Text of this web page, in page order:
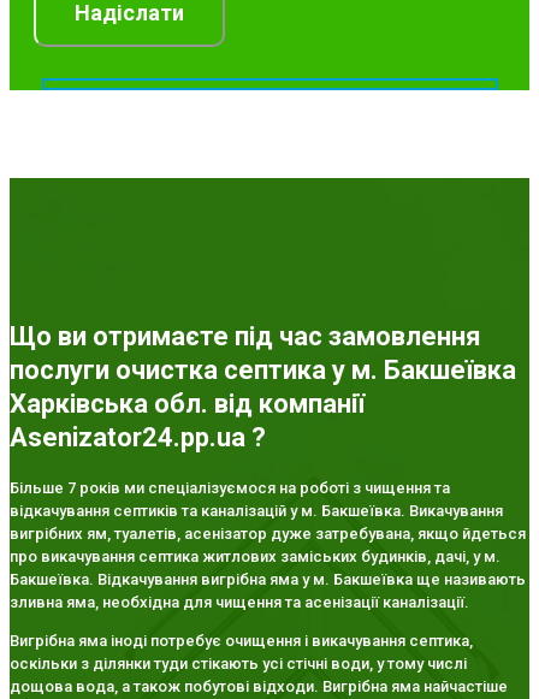
Що ви отримаєте під час замовлення
послуги очистка септика у м. Бакшеївка
Харківська обл. від компанії
Asenizator24.pp.ua ?
Більше 7 років ми спеціалізуємося на роботі з чищення та
відкачування септиків та каналізацій у м. Бакшеївка. Викачування
вигрібних ям, туалетів, асенізатор дуже затребувана, якщо йдеться
про викачування септика житлових заміських будинків, дачі, у м.
Бакшеївка. Відкачування вигрібна яма у м. Бакшеївка ще називають
зливна яма, необхідна для чищення та асенізації каналізації.
Вигрібна яма іноді потребує очищення і викачування септика,
оскільки з ділянки туди стікають усі стічні води, у тому числі
дощова вода, а також побутові відходи. Вигрібна яма найчастіше